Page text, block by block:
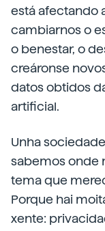
está afectando
cambiarnos o
o benestar, o
creáronse
datos obtidos
artificial.
Unha
sabemos onde
tema que
Porque hai
xente: